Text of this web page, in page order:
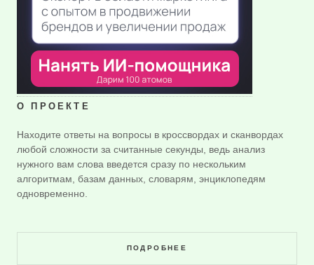
О ПРОЕКТЕ
Находите ответы на вопросы в кроссвордах и сканвордах
любой сложности за считанные секунды, ведь анализ
нужного вам слова введется сразу по нескольким
алгоритмам, базам данных, словарям, энциклопедям
одновременно.
ПОДРОБНЕЕ